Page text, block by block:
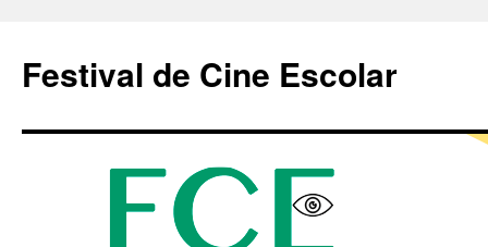
Festival de Cine Escolar